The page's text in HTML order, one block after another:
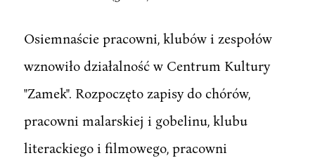
Osiemnaście pracowni, klubów i zespołów
wznowiło działalność w Centrum Kultury
"Zamek". Rozpoczęto zapisy do chórów,
pracowni malarskiej i gobelinu, klubu
literackiego i filmowego, pracowni